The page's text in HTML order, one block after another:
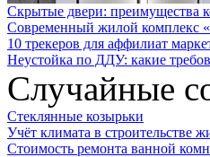
Скрытые двери: преимущества
Современный жилой комплекс
10 трекеров для аффилиат
Неустойка по ДДУ: какие
Случайные
Стеклянные козырьки
Учёт климата в строительстве
Стоимость ремонта ванной